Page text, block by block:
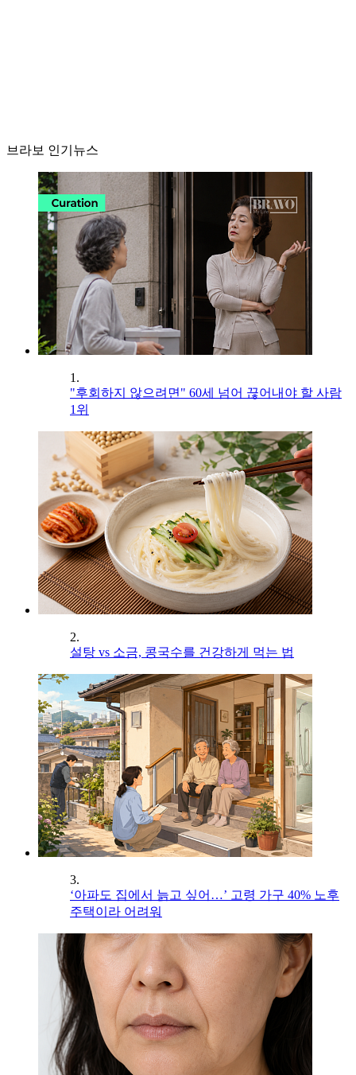
브라보 인기뉴스
1.
"후회하지 않으려면" 60세 넘어 끊어내야 할 사람
1위
2.
설탕 vs 소금, 콩국수를 건강하게 먹는 법
3.
‘아파도 집에서 늙고 싶어…’ 고령 가구 40% 노후
주택이라 어려워